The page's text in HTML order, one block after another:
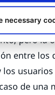
necessary
el
pero la
entre los
de una